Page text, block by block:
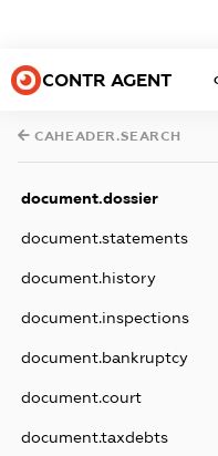
CONTR AGENT
CAHEADER.SEARCH
document.dossier
document.statements
document.history
document.inspections
document.bankruptcy
document.court
document.taxdebts